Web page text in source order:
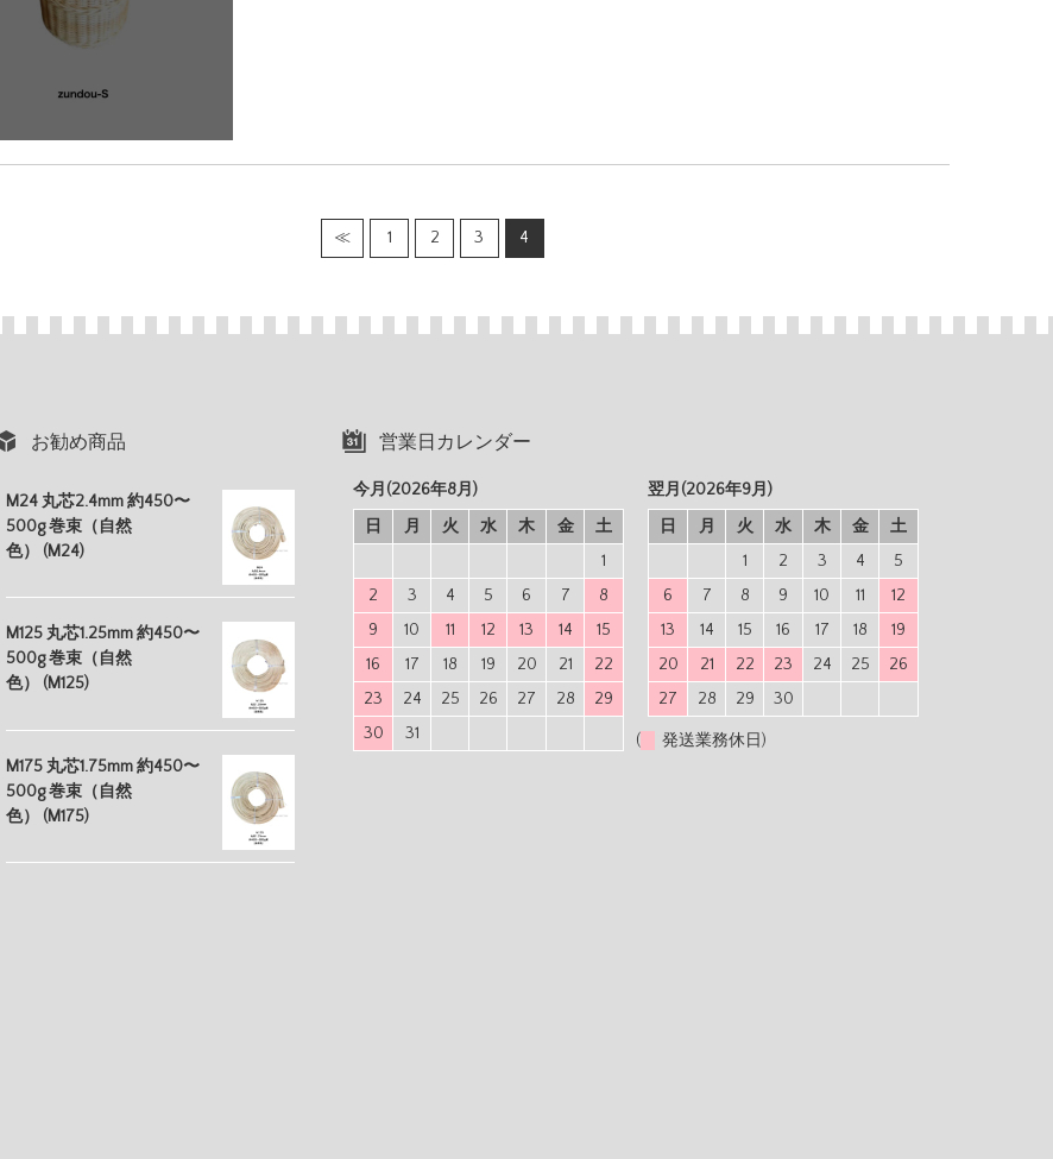
≪ 1 2 3 4
お勧め商品
M24 丸芯2.4mm 約450〜
500g 巻束（自然
色） (M24)
M125 丸芯1.25mm 約450〜
500g 巻束（自然
色） (M125)
M175 丸芯1.75mm 約450〜
500g 巻束（自然
色） (M175)
営業日カレンダー
今月(2026年8月)
日
月 火 水 木 金
土
1
2
3 4 5 6 7
8
9
10 11 12 13 14
15
16
17 18 19 20 21
22
23
24 25 26 27 28
29
30
31
翌月(2026年9月)
日
月 火 水 木 金
土
1
2 3 4
5
6
7 8 9 10 11
12
13
14 15 16 17 18
19
20
21 22 23 24 25
26
27
28 29 30
( 発送業務休日)